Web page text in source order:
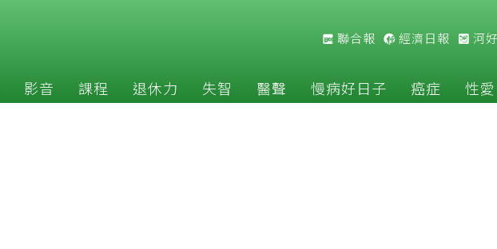
聯合報 經濟日報 河
影音 課程 退休力 失智 醫聲 慢病好日子 癌症 性愛